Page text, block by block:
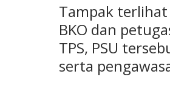
Tampak
BKO dan
TPS, PSU
serta